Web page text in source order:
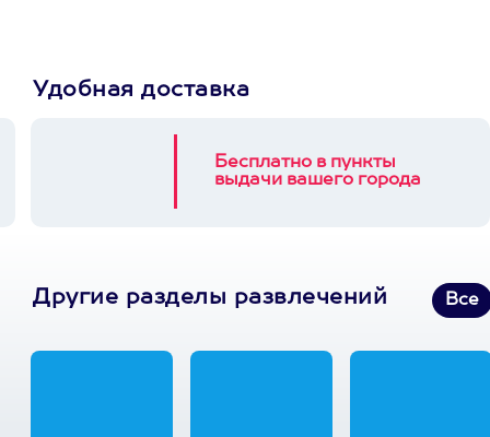
Удобная доставка
Бесплатно в пункты
выдачи вашего города
Другие разделы развлечений Все